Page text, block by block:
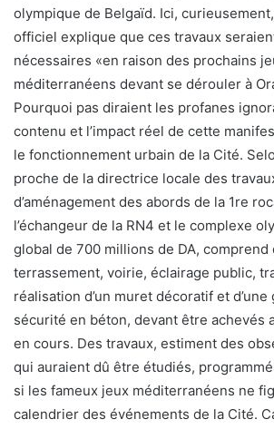
olympique de Belgaïd. Ici,
officiel explique que ces travaux
nécessaires «en raison des prochains
méditerranéens devant se dérouler à
Pourquoi pas diraient les profanes
contenu et l’impact réel de cette
le fonctionnement urbain de la Cité.
proche de la directrice locale des
d’aménagement des abords de la 1re
l’échangeur de la RN4 et le complexe
global de 700 millions de DA, comprend
terrassement, voirie, éclairage public,
réalisation d’un muret décoratif et
sécurité en béton, devant être achevés
en cours. Des travaux, estiment des
qui auraient dû être étudiés,
si les fameux jeux méditerranéens ne
calendrier des événements de la Cité.